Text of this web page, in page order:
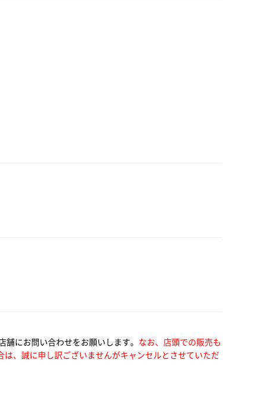
にお問い合わせをお願いします。 なお、店頭での販売も
、誠に申し訳ございませんがキャンセルとさせていただ